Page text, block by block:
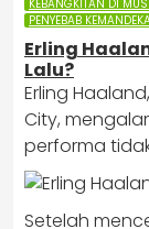
KEBANGKITAN DI
PENYEBAB
Erling
Lalu?
Erling
City,
performa
Setelah